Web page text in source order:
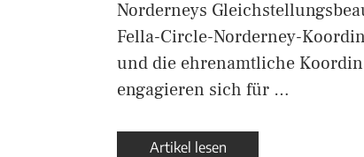
Norderneys
Fella-Circle-Norderney-
und die ehrenamtliche
engagieren sich für …
Artikel lesen